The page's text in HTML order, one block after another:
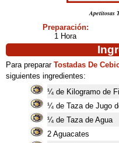
Apetitosas
Preparación:
1 Hora
Para preparar Tostadas De
siguientes ingredientes:
¼ de Kilogramo de
¼ de Taza de Jugo
¼ de Taza de Agua
2 Aguacates